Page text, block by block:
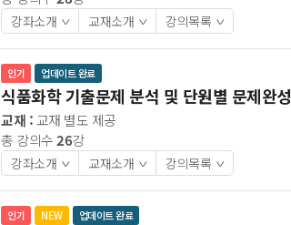
강좌소개> 교재소개> 강의목록>
인기 업데이트 완료
식품화학 기출문제 분석 및 단원별 문제완성
교재 :교재 별도 제공
총 강의수26강
강좌소개> 교재소개> 강의목록>
인기 NEW 업데이트 완료